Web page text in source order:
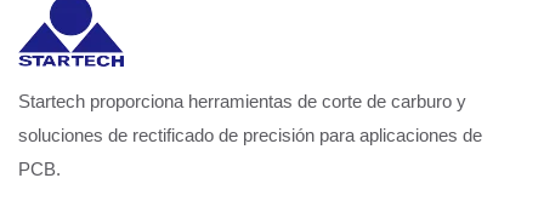
Startech proporciona herramientas de corte de carburo y
soluciones de rectificado de precisión para aplicaciones de
PCB.